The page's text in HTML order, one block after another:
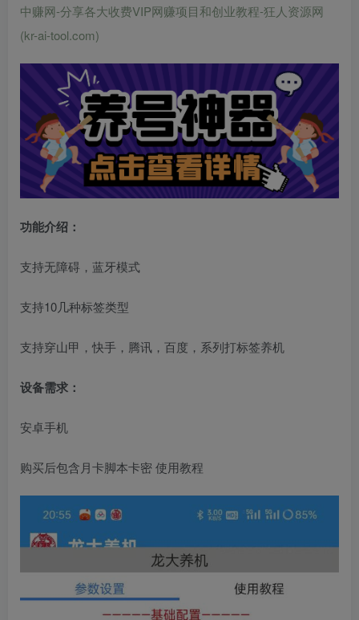
中赚网-分享各大收费VIP网赚项目和创业教程-狂人资源网
(kr-ai-tool.com)
功能介绍：
支持无障碍，蓝牙模式
支持10几种标签类型
支持穿山甲，快手，腾讯，百度，系列打标签养机
设备需求：
安卓手机
购买后包含月卡脚本卡密 使用教程